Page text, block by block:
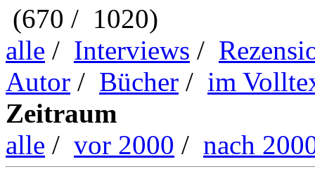
(670 / 1020)
alle / Interviews /
Autor / Bücher / im
Zeitraum
alle / vor 2000 / nach